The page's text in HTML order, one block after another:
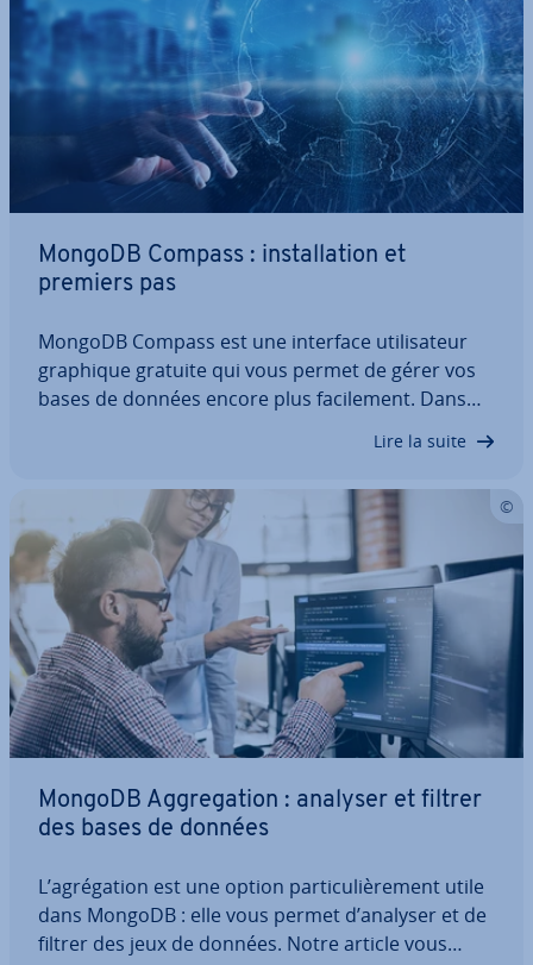
MongoDB Compass : ins­tal­la­tion et
premiers pas
MongoDB Compass est une interface uti­li­sa­teur
graphique gratuite qui vous permet de gérer vos
bases de données encore plus fa­ci­le­ment. Dans
installer MongoDB Compass étape par étape et
pré­sen­tons des fonctions simples qui rendront
votre…
Lire la suite
MongoDB Ag­gre­ga­tion : analyser et filtrer
des bases de données
L’agré­ga­tion est une option par­ti­cu­liè­re­ment utile
dans MongoDB : elle vous permet d’analyser et de
filtrer des jeux de données. Notre article vous